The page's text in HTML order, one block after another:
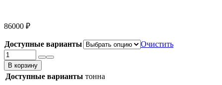
86000 ₽
Доступные варианты
Очистить
Количество
товара
Швеллер
гнутый
В корзину
Доступные варианты тонна